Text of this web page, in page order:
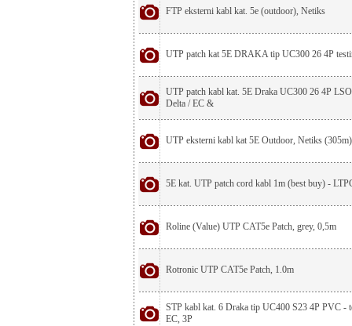
FTP eksterni kabl kat. 5e (outdoor), Netiks
UTP patch kat 5E DRAKA tip UC300 26 4P
UTP patch kabl kat. 5E Draka UC300 26 4P
Delta / EC &
UTP eksterni kabl kat 5E Outdoor, Netiks (305m)
5E kat. UTP patch cord kabl 1m (best buy) -
Roline (Value) UTP CAT5e Patch, grey, 0,5m
Rotronic UTP CAT5e Patch, 1.0m
STP kabl kat. 6 Draka tip UC400 S23 4P PVC -
EC, 3P